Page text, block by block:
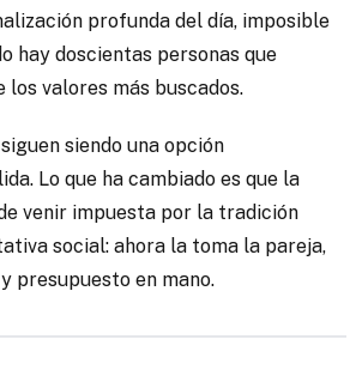
profunda del día, imposible
hay doscientas personas que
los valores más buscados.
siendo una opción
Lo que ha cambiado es que la
venir impuesta por la tradición
social: ahora la toma la pareja,
presupuesto en mano.